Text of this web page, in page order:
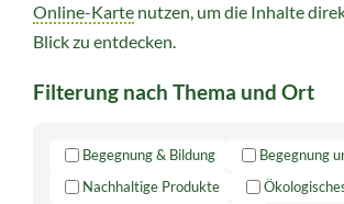
Online-Karte nutzen, um die Inhalte
Blick zu entdecken.
Filterung nach Thema und Ort
Begegnung & Bildung
Begegnung
Nachhaltige Produkte